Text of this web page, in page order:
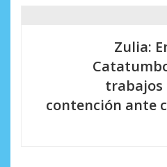
Zulia:
trabajos
contención ante